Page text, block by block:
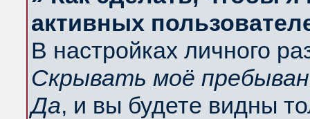
активных
В настройках личного
Скрывать моё
Да, и вы будете видны